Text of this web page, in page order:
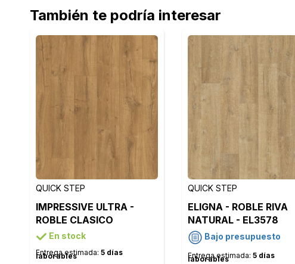
También te podría interesar
QUICK STEP
IMPRESSIVE ULTRA -
ROBLE CLASICO
NATURAL - IMU1848
En stock
Entrega estimada: 5 días
laborables
QUICK STEP
ELIGNA - ROBLE RIVA
NATURAL - EL3578
Bajo presupuesto
Entrega estimada: 5 días
laborables